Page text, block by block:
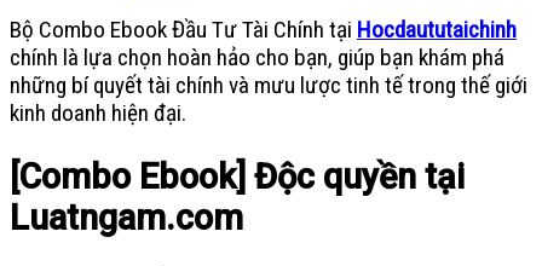
lượng
Bộ Combo Ebook Đầu Tư Tài Chính tại Hocdaututaichinh
chính là lựa chọn hoàn hảo cho bạn, giúp bạn khám phá
những bí quyết tài chính và mưu lược tinh tế trong thế giới
kinh doanh hiện đại.
[Combo Ebook] Độc quyền tại
Luatngam.com